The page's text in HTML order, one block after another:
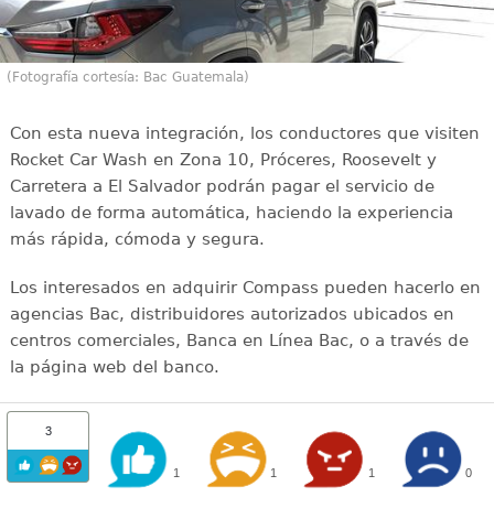
(Fotografía cortesía: Bac Guatemala)
Con esta nueva integración, los conductores que visiten
Rocket Car Wash en Zona 10, Próceres, Roosevelt y
Carretera a El Salvador podrán pagar el servicio de
lavado de forma automática, haciendo la experiencia
más rápida, cómoda y segura.
Los interesados en adquirir Compass pueden hacerlo en
agencias Bac, distribuidores autorizados ubicados en
centros comerciales, Banca en Línea Bac, o a través de
la página web del banco.
3
1 1 1 0